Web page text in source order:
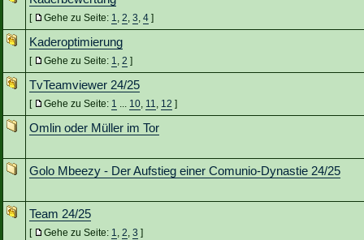
[ Gehe zu Seite: 1, 2, 3, 4 ]
Kaderoptimierung
[ Gehe zu Seite: 1, 2 ]
TvTeamviewer 24/25
[ Gehe zu Seite: 1 ... 10, 11, 12 ]
Omlin oder Müller im Tor
Golo Mbeezy - Der Aufstieg einer Comunio-Dynastie 24/25
Team 24/25
[ Gehe zu Seite: 1, 2, 3 ]